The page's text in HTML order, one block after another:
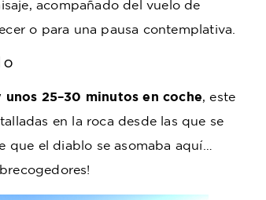
acompañado del vuelo de
o para una pausa contemplativa.
unos 25–30 minutos en coche, este
en la roca desde las que se
el diablo se asomaba aquí…